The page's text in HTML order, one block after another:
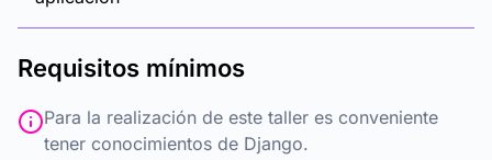
Requisitos mínimos
Para la realización de este taller es conveniente
tener conocimientos de Django.